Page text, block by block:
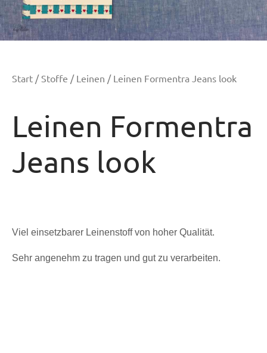
Start / Stoffe / Leinen / Leinen Formentra Jeans look
Leinen Formentra
Jeans look
Viel einsetzbarer Leinenstoff von hoher Qualität.
Sehr angenehm zu tragen und gut zu verarbeiten.